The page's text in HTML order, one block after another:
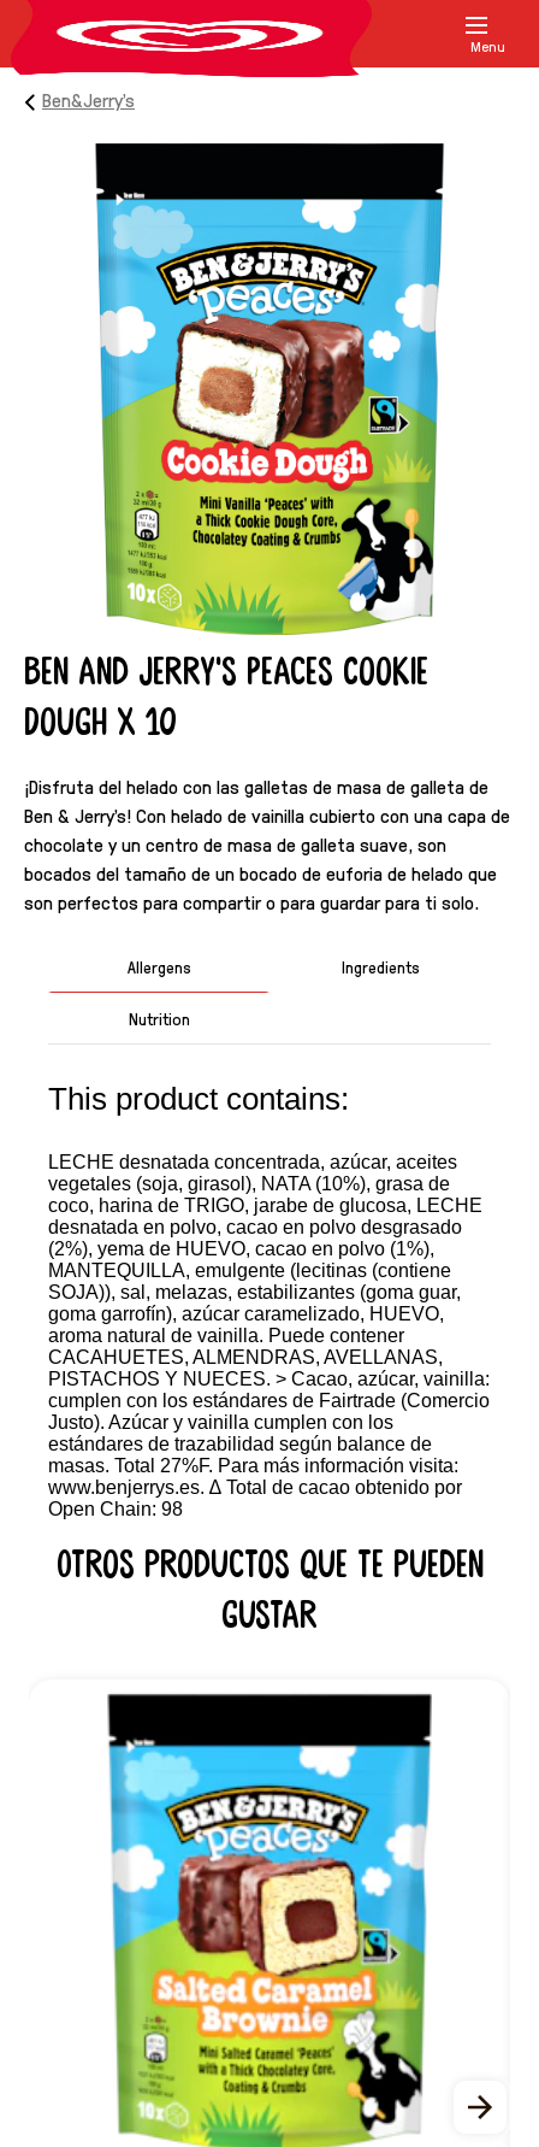
Menu
Ben&Jerry's
Ben and Jerry's Peaces Cookie
Dough X 10
¡Disfruta del helado con las galletas de masa de galleta de
Ben & Jerry's! Con helado de vainilla cubierto con una capa de
chocolate y un centro de masa de galleta suave, son
bocados del tamaño de un bocado de euforia de helado que
son perfectos para compartir o para guardar para ti solo.
Allergens Ingredients
Nutrition
This product contains:
LECHE desnatada concentrada, azúcar, aceites
vegetales (soja, girasol), NATA (10%), grasa de
coco, harina de TRIGO, jarabe de glucosa, LECHE
desnatada en polvo, cacao en polvo desgrasado
(2%), yema de HUEVO, cacao en polvo (1%),
MANTEQUILLA, emulgente (lecitinas (contiene
SOJA)), sal, melazas, estabilizantes (goma guar,
goma garrofín), azúcar caramelizado, HUEVO,
aroma natural de vainilla. Puede contener
CACAHUETES, ALMENDRAS, AVELLANAS,
PISTACHOS Y NUECES. > Cacao, azúcar, vainilla:
cumplen con los estándares de Fairtrade (Comercio
Justo). Azúcar y vainilla cumplen con los
estándares de trazabilidad según balance de
masas. Total 27%F. Para más información visita:
www.benjerrys.es. ∆ Total de cacao obtenido por
Open Chain: 98
Otros productos que te pueden
gustar